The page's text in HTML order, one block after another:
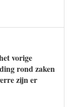
vorige
rond zaken
zijn er